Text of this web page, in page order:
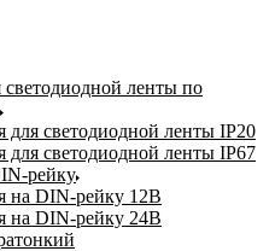
ленты по
для светодиодной ленты IP20
для светодиодной ленты IP67
рейку
на DIN-рейку 12В
на DIN-рейку 24В